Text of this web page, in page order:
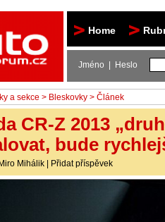
Home
Jméno | Heslo
a sekce > Bleskovky > Článek
CR-Z 2013
bude
Mihálik | Přidat příspěvek